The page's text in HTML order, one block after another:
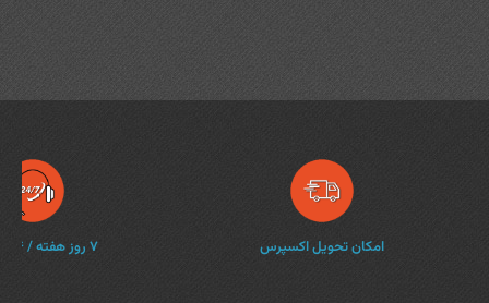
امکان تحویل اکسپرس ۷ روز هفته / ۲۴ ساعته